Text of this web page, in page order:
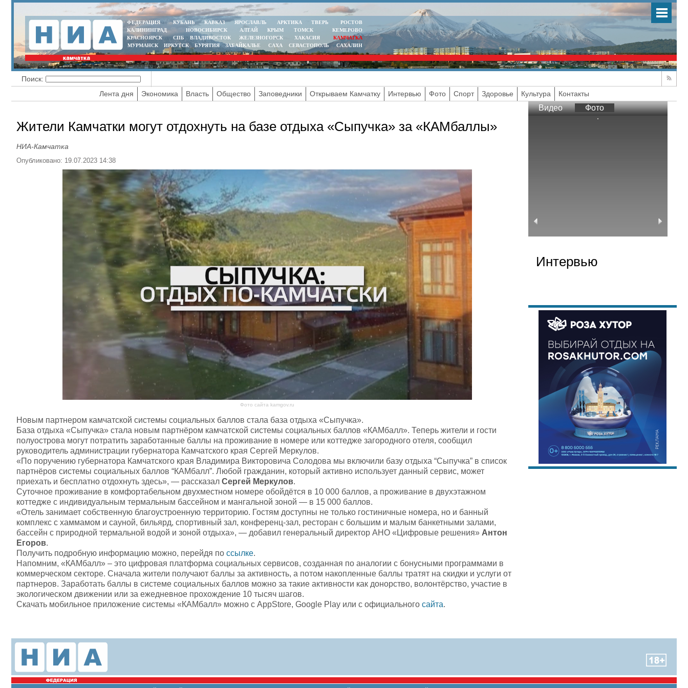
ФЕДЕРАЦИЯ КУБАНЬ КАВКАЗ ЯРОСЛАВЛЬ АРКТИКА ТВЕРЬ
РОСТОВ
КАЛИНИНГРАД
НОВОСИБИРСК АЛТАЙ КРЫМ ТОМСК
КЕМЕРОВО
КРАСНОЯРСК
СПБ ВЛАДИВОСТОК ЖЕЛЕЗНОГОРСК ХАКАСИЯ
КАМЧАТКА
МУРМАНСК
ИРКУТСК БУРЯТИЯ ЗАБАЙКАЛЬЕ САХА СЕВАСТОПОЛЬ САХАЛИН
Поиск:
Лента дня
Экономика Власть Общество Заповедники Открываем Камчатку Интервью Фото Спорт Здоровье Культура Контакты
Жители Камчатки могут отдохнуть на базе отдыха «Сыпучка» за «КАМбаллы»
НИА-Камчатка
Опубликовано: 19.07.2023 14:38
Фото сайта kamgov.ru
Новым партнером камчатской системы социальных баллов стала база отдыха «Сыпучка».
База отдыха «Сыпучка» стала новым партнёром камчатской системы социальных баллов «КАМбалл». Теперь жители и гости
полуострова могут потратить заработанные баллы на проживание в номере или коттедже загородного отеля, сообщил
руководитель администрации губернатора Камчатского края Сергей Меркулов.
«По поручению губернатора Камчатского края Владимира Викторовича Солодова мы включили базу отдыха “Сыпучка” в список
партнёров системы социальных баллов “КАМбалл”. Любой гражданин, который активно использует данный сервис, может
приехать и бесплатно отдохнуть здесь», — рассказал Сергей Меркулов.
Суточное проживание в комфортабельном двухместном номере обойдётся в 10 000 баллов, а проживание в двухэтажном
коттедже с индивидуальным термальным бассейном и мангальной зоной — в 15 000 баллов.
«Отель занимает собственную благоустроенную территорию. Гостям доступны не только гостиничные номера, но и банный
комплекс с хаммамом и сауной, бильярд, спортивный зал, конференц-зал, ресторан с большим и малым банкетными залами,
бассейн с природной термальной водой и зоной отдыха», — добавил генеральный директор АНО «Цифровые решения» Антон
Егоров.
Получить подробную информацию можно, перейдя по ссылке.
Напомним, «КАМбалл» – это цифровая платформа социальных сервисов, созданная по аналогии с бонусными программами в
коммерческом секторе. Сначала жители получают баллы за активность, а потом накопленные баллы тратят на скидки и услуги от
партнеров. Заработать баллы в системе социальных баллов можно за такие активности как донорство, волонтёрство, участие в
экологическом движении или за ежедневное прохождение 10 тысяч шагов.
Скачать мобильное приложение системы «КАМбалл» можно с AppStore, Google Play или с официального сайта.
Видео Фото
Интервью